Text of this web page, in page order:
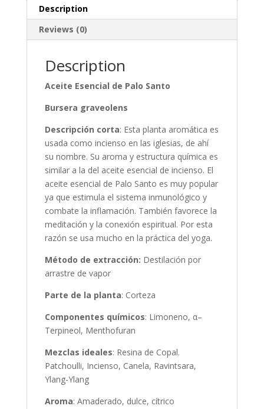
Description
Reviews (0)
Description
Aceite Esencial de Palo Santo
Bursera graveolens
Descripción corta: Esta planta aromática es
usada como incienso en las iglesias, de ahí
su nombre. Su aroma y estructura química es
similar a la del aceite esencial de incienso. El
aceite esencial de Palo Santo es muy popular
ya que estimula el sistema inmunológico y
combate la inflamación. También favorece la
meditación y la conexión espiritual. Por esta
razón se usa mucho en la práctica del yoga.
Método de extracción: Destilación por
arrastre de vapor
Parte de la planta: Corteza
Componentes químicos: Limoneno, α–
Terpineol, Menthofuran
Mezclas ideales: Resina de Copal.
Patchoulli, Incienso, Canela, Ravintsara,
Ylang-Ylang
Aroma: Amaderado, dulce, cítrico